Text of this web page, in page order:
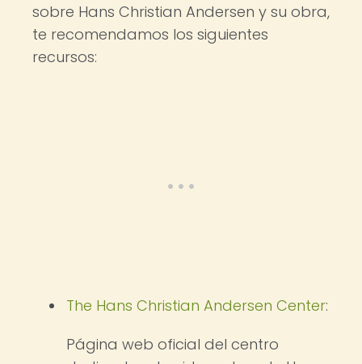
sobre Hans Christian Andersen y su obra,
te recomendamos los siguientes
recursos:
The Hans Christian Andersen Center:
Página web oficial del centro